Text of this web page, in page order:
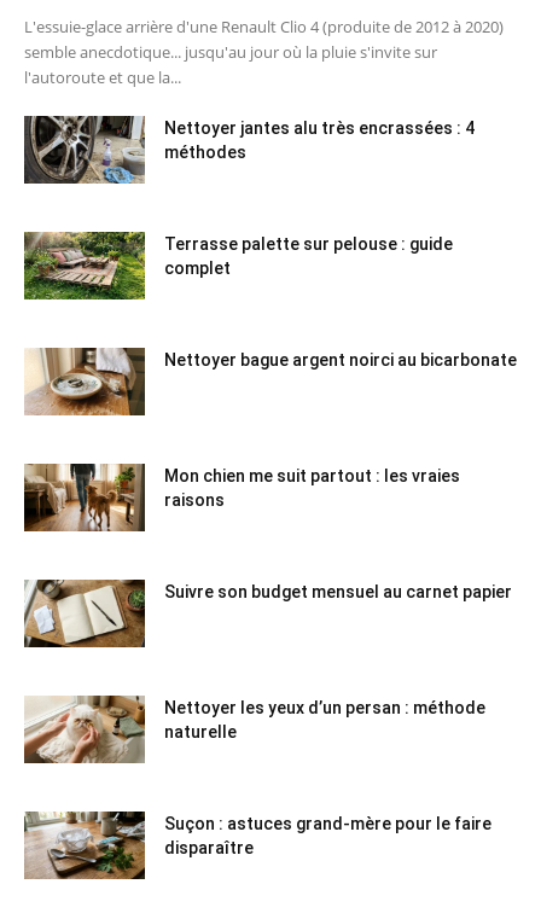
L'essuie-glace arrière d'une Renault Clio 4 (produite de 2012 à 2020)
semble anecdotique... jusqu'au jour où la pluie s'invite sur
l'autoroute et que la...
Nettoyer jantes alu très encrassées : 4
méthodes
Terrasse palette sur pelouse : guide
complet
Nettoyer bague argent noirci au bicarbonate
Mon chien me suit partout : les vraies
raisons
Suivre son budget mensuel au carnet papier
Nettoyer les yeux d’un persan : méthode
naturelle
Suçon : astuces grand-mère pour le faire
disparaître